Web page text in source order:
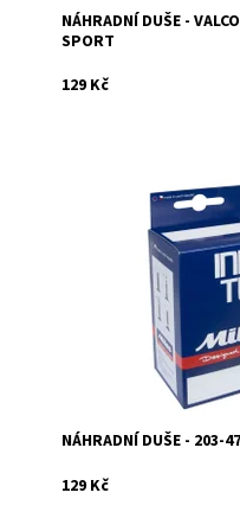
NÁHRADNÍ DUŠE -
SPORT
129 Kč
NÁHRADNÍ DUŠE - 203-
129 Kč